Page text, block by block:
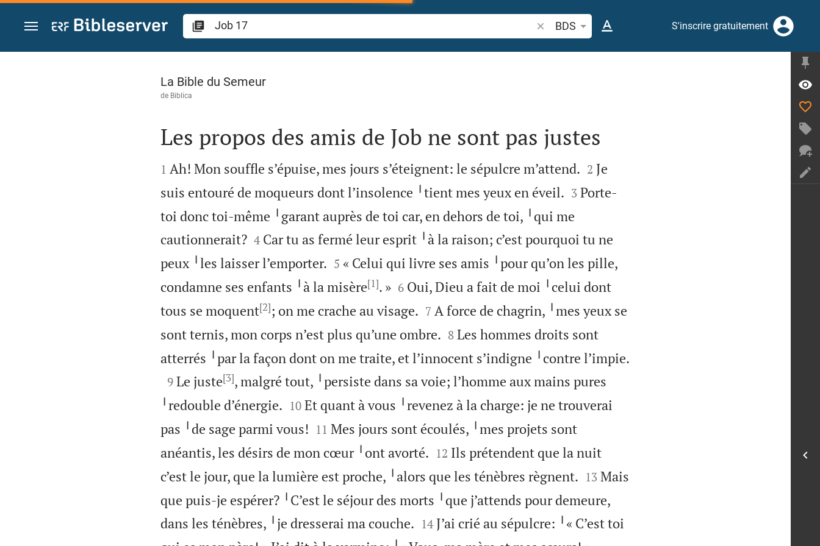
Aller vers contenu
Recherche d'un verset biblique ou mot
BDS S'inscrire gratuitement
Job 17
La Bible du Semeur
de Biblica

Les propos des amis de Job ne sont pas justes

1 Ah! Mon souffle s’épuise, mes jours s’éteignent: le sépulcre m’attend.
2 Je
suis entouré de moqueurs dont l’insolence ╵tient mes yeux en éveil.
3 Porte-
toi donc toi-même ╵garant auprès de toi car, en dehors de toi, ╵qui me
cautionnerait?
4 Car tu as fermé leur esprit ╵à la raison; c’est pourquoi tu ne
peux ╵les laisser l’emporter.
5 « Celui qui livre ses amis ╵pour qu’on les pille,
condamne ses enfants ╵à la misère[1]. »
6 Oui, Dieu a fait de moi ╵celui dont
tous se moquent[2]; on me crache au visage.
7 A force de chagrin, ╵mes yeux se
sont ternis, mon corps n’est plus qu’une ombre.
8 Les hommes droits sont
atterrés ╵par la façon dont on me traite, et l’innocent s’indigne ╵contre l’impie.

9 Le juste[3], malgré tout, ╵persiste dans sa voie; l’homme aux mains pures
╵redouble d’énergie.
10 Et quant à vous ╵revenez à la charge: je ne trouverai
pas ╵de sage parmi vous!
11 Mes jours sont écoulés, ╵mes projets sont
anéantis, les désirs de mon cœur ╵ont avorté.
12 Ils prétendent que la nuit
c’est le jour, que la lumière est proche, ╵alors que les ténèbres règnent.
13 Mais
que puis-je espérer? ╵C’est le séjour des morts ╵que j’attends pour demeure,
dans les ténèbres, ╵je dresserai ma couche.
14 J’ai crié au sépulcre: ╵« C’est toi